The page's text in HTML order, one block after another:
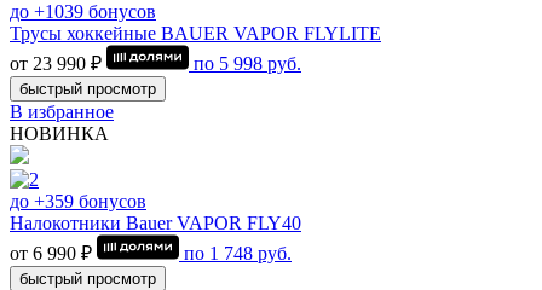
до +1039 бонусов
Трусы хоккейные BAUER VAPOR FLYLITE
от 23 990 ₽
по 5 998 руб.
быстрый просмотр
В избранное
НОВИНКА
до +359 бонусов
Налокотники Bauer VAPOR FLY40
от 6 990 ₽
по 1 748 руб.
быстрый просмотр